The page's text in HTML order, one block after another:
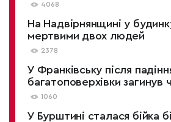
4068
На Надвірнянщині у
мертвими двох людей
2378
У Франківську після
багатоповерхівки загинув
1060
У Бурштині сталася бійка